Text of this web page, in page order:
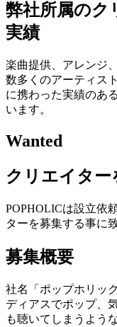
弊社所属のク
実績
楽曲提供、アレンジ
数多くのアーティス
に携わった実績のあ
います。
Wanted
クリエイター
POPHOLICは設立依
ターを募集する事に
募集概要
社名「ポップホリッ
ディアスでポップ、
も聴いてしまうよう